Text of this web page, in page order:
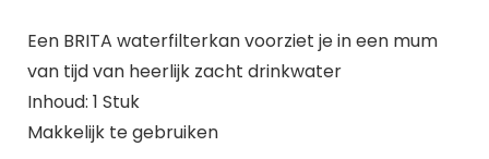
Een BRITA waterfilterkan voorziet je in een mum
van tijd van heerlijk zacht drinkwater
Inhoud: 1 Stuk
Makkelijk te gebruiken